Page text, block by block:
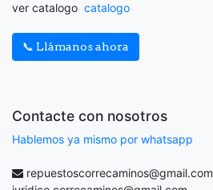
ver catalogo catalogo
📞 Llámanos ahora
Contacte con nosotros
Hablemos ya mismo por whatsapp
repuestoscorrecaminos@gmail.com